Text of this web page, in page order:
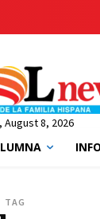
August 8, 2026
TAG